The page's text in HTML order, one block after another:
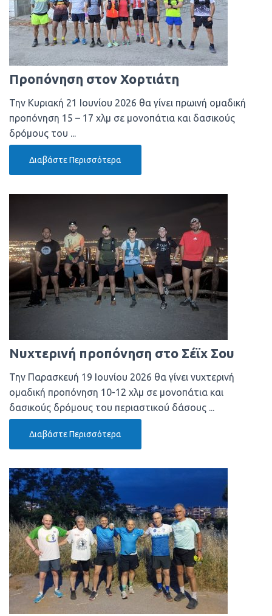
Προπόνηση στον Χορτιάτη
Την Κυριακή 21 Ιουνίου 2026 θα γίνει πρωινή ομαδική
προπόνηση 15 – 17 χλμ σε μονοπάτια και δασικούς
δρόμους του ...
Διαβάστε Περισσότερα
Νυχτερινή προπόνηση στο Σέϊχ Σου
Την Παρασκευή 19 Ιουνίου 2026 θα γίνει νυχτερινή
ομαδική προπόνηση 10-12 χλμ σε μονοπάτια και
δασικούς δρόμους του περιαστικού δάσους ...
Διαβάστε Περισσότερα